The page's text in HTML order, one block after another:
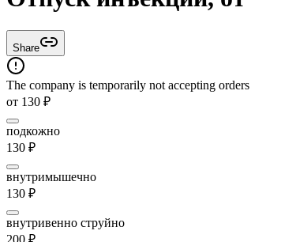
Share
The company is temporarily not accepting orders
от 130 ₽
подкожно
130 ₽
внутримышечно
130 ₽
внутривенно струйно
200 ₽